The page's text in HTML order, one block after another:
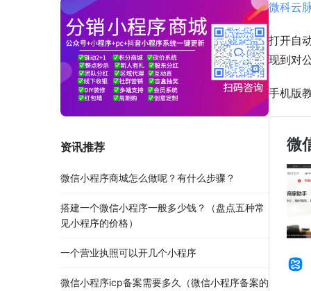
微科云
打开自
现到对
手机版
资讯推荐
微信小程序商城怎么做呢？有什么步骤？
搭建一个微信小程序一般多少钱？（盘点五种常
见小程序的价格）
一个营业执照可以开几个小程序
微信小程序icp备案需要多久（微信小程序备案的